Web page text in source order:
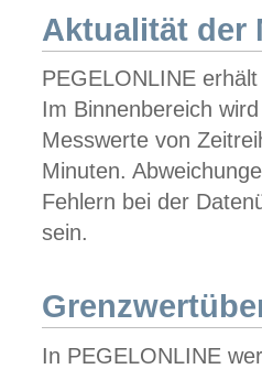
Aktualität der
PEGELONLINE
Im Binnenbereich
Messwerte von
Minuten.
Fehlern bei der
sein.
In PEGELONLINE